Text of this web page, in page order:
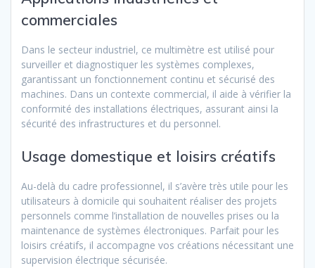
commerciales
Dans le secteur industriel, ce multimètre est utilisé pour
surveiller et diagnostiquer les systèmes complexes,
garantissant un fonctionnement continu et sécurisé des
machines. Dans un contexte commercial, il aide à vérifier la
conformité des installations électriques, assurant ainsi la
sécurité des infrastructures et du personnel.
Usage domestique et loisirs créatifs
Au-delà du cadre professionnel, il s’avère très utile pour les
utilisateurs à domicile qui souhaitent réaliser des projets
personnels comme l’installation de nouvelles prises ou la
maintenance de systèmes électroniques. Parfait pour les
loisirs créatifs, il accompagne vos créations nécessitant une
supervision électrique sécurisée.